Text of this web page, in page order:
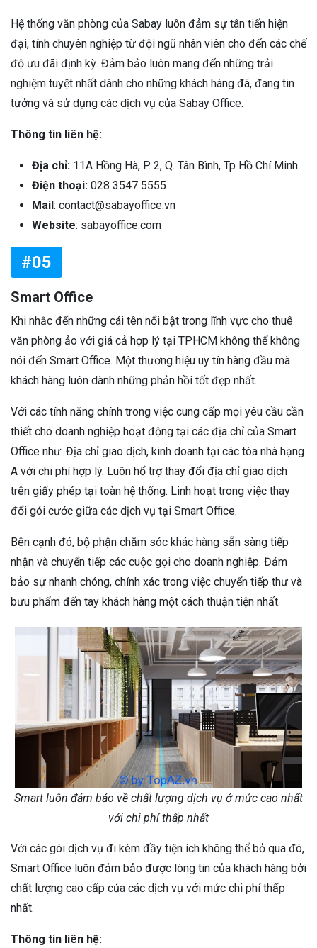
Hệ thống văn phòng của Sabay luôn đảm sự tân tiến hiện
đại, tính chuyên nghiệp từ đội ngũ nhân viên cho đến các chế
độ ưu đãi định kỳ. Đảm bảo luôn mang đến những trải
nghiệm tuyệt nhất dành cho những khách hàng đã, đang tin
tưởng và sử dụng các dịch vụ của Sabay Office.
Thông tin liên hệ:
Địa chỉ: 11A Hồng Hà, P. 2, Q. Tân Bình, Tp Hồ Chí Minh
Điện thoại: 028 3547 5555
Mail: contact@sabayoffice.vn
Website: sabayoffice.com
#05
Smart Office
Khi nhắc đến những cái tên nổi bật trong lĩnh vực cho thuê
văn phòng ảo với giá cả hợp lý tại TPHCM không thể không
nói đến Smart Office. Một thương hiệu uy tín hàng đầu mà
khách hàng luôn dành những phản hồi tốt đẹp nhất.
Với các tính năng chính trong việc cung cấp mọi yêu cầu cần
thiết cho doanh nghiệp hoạt động tại các địa chỉ của Smart
Office như: Địa chỉ giao dịch, kinh doanh tại các tòa nhà hạng
A với chi phí hợp lý. Luôn hổ trợ thay đổi địa chỉ giao dịch
trên giấy phép tại toàn hệ thống. Linh hoạt trong việc thay
đổi gói cước giữa các dịch vụ tại Smart Office.
Bên cạnh đó, bộ phận chăm sóc khác hàng sẵn sàng tiếp
nhận và chuyển tiếp các cuộc gọi cho doanh nghiệp. Đảm
bảo sự nhanh chóng, chính xác trong việc chuyển tiếp thư và
bưu phẩm đến tay khách hàng một cách thuận tiện nhất.
Smart luôn đảm bảo về chất lượng dịch vụ ở mức cao nhất
với chi phí thấp nhất
Với các gói dịch vụ đi kèm đầy tiện ích không thể bỏ qua đó,
Smart Office luôn đảm bảo được lòng tin của khách hàng bởi
chất lượng cao cấp của các dịch vụ với mức chi phí thấp
nhất.
Thông tin liên hệ: